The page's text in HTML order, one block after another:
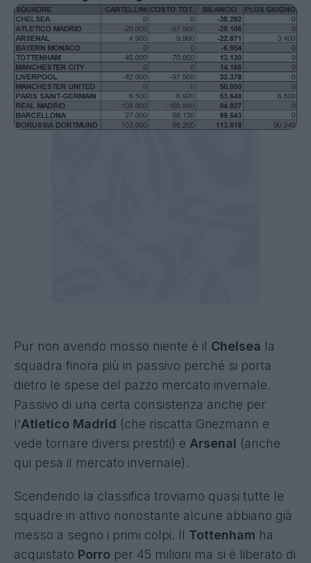
Pur non avendo mosso niente è il Chelsea la
squadra finora più in passivo perché si porta
dietro le spese del pazzo mercato invernale.
Passivo di una certa consistenza anche per
l'Atletico Madrid (che riscatta Griezmann e
vede tornare diversi prestiti) e Arsenal (anche
qui pesa il mercato invernale).
Scendendo la classifica troviamo quasi tutte le
squadre in attivo nonostante alcune abbiano già
messo a segno i primi colpi. Il Tottenham ha
acquistato Porro per 45 milioni ma si è liberato di